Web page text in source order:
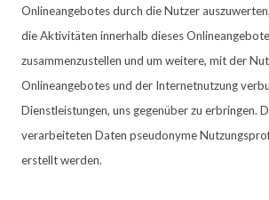
Onlineangebotes durch die Nutzer
die Aktivitäten innerhalb dieses
zusammenzustellen und um weitere, mit der
Onlineangebotes und der Internetnutzung
Dienstleistungen, uns gegenüber zu erbringen.
verarbeiteten Daten pseudonyme
erstellt werden.